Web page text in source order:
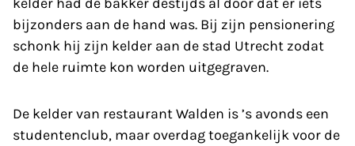
bijzonders aan de hand was. Bij zijn pensionering
schonk hij zijn kelder aan de stad Utrecht zodat
de hele ruimte kon worden uitgegraven.
De kelder van restaurant Walden is ’s avonds een
studentenclub, maar overdag toegankelijk voor de